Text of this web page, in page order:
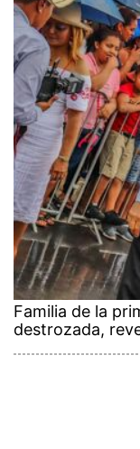
Familia de la
destrozada,